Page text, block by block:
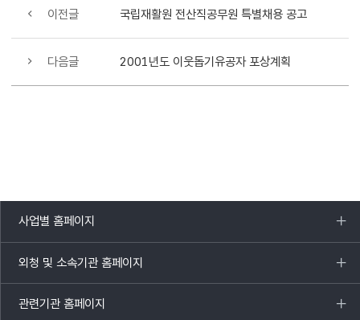
이전글 국립재활원 전산직공무원 특별채용 공고
다음글 2001년도 이웃돕기유공자 포상계획
사업별 홈페이지
목록
열기
외청 및 소속기관 홈페이지
목록
열기
관련기관 홈페이지
목록